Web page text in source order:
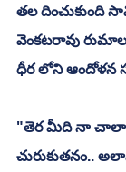
తల దించుకుంది
వెంకటరావు
ధీర లోని ఆందోళన
"తెర మీది నా చాలా
చురుకుతనం..